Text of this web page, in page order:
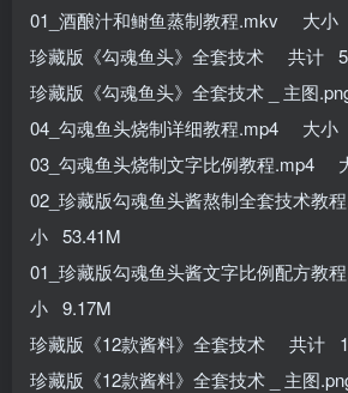
01_酒酿汁和鲥鱼蒸制教程.mkv 大小
珍藏版《勾魂鱼头》全套技术 共计
珍藏版《勾魂鱼头》全套技术 _ 主图
04_勾魂鱼头烧制详细教程.mp4 大小
03_勾魂鱼头烧制文字比例教程.mp4
02_珍藏版勾魂鱼头酱熬制全套技术
小 53.41M
01_珍藏版勾魂鱼头酱文字比例配方
小 9.17M
珍藏版《12款酱料》全套技术 共计
珍藏版《12款酱料》全套技术 _ 主图